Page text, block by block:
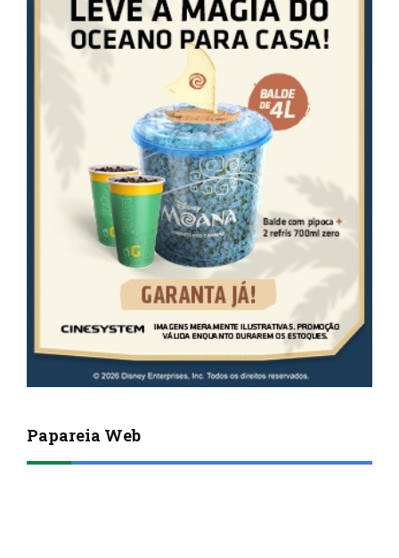
Papareia Web